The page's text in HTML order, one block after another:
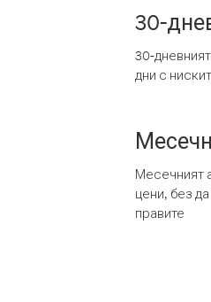
30-
30-
дни с
Месечният
цени, без
правите